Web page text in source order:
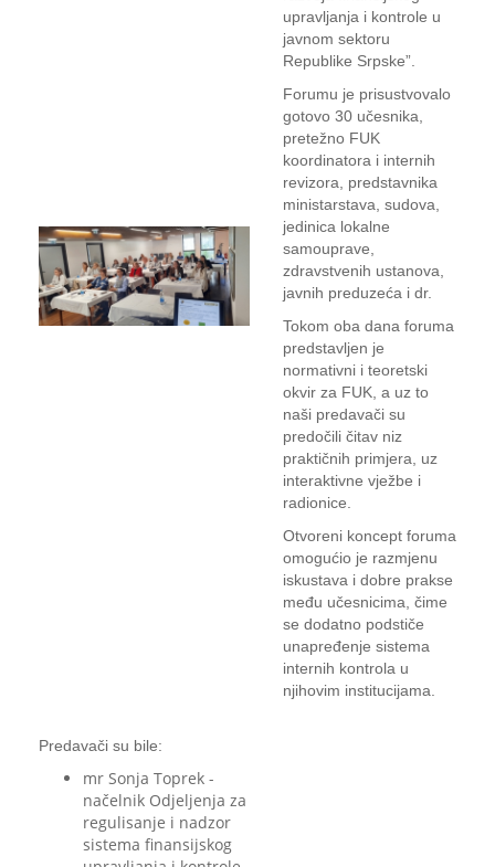
upravljanja i kontrole u
javnom sektoru
Republike Srpske”.
Forumu je prisustvovalo
gotovo 30 učesnika,
pretežno FUK
koordinatora i internih
revizora, predstavnika
ministarstava, sudova,
jedinica lokalne
samouprave,
zdravstvenih ustanova,
javnih preduzeća i dr.
Tokom oba dana foruma
predstavljen je
normativni i teoretski
okvir za FUK, a uz to
naši predavači su
predočili čitav niz
praktičnih primjera, uz
interaktivne vježbe i
radionice.
Otvoreni koncept foruma
omogućio je razmjenu
iskustava i dobre prakse
među učesnicima, čime
se dodatno podstiče
unapređenje sistema
internih kontrola u
njihovim institucijama.
Predavači su bile:
mr Sonja Toprek -
načelnik Odjeljenja za
regulisanje i nadzor
sistema finansijskog